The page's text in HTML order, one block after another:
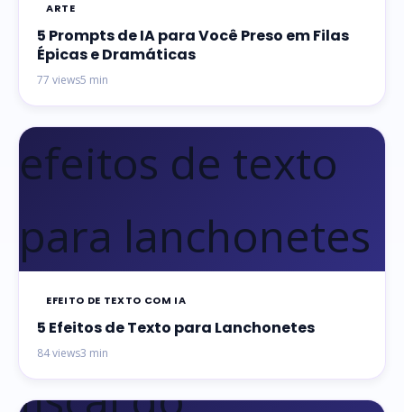
ARTE
5 Prompts de IA para Você Preso em Filas
Épicas e Dramáticas
77 views5 min
EFEITO DE TEXTO COM IA
5 Efeitos de Texto para Lanchonetes
84 views3 min